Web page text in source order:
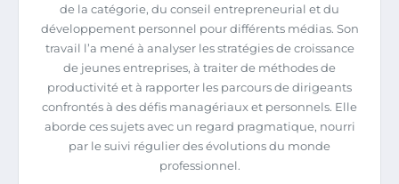
de la catégorie, du conseil entrepreneurial et du
développement personnel pour différents médias. Son
travail l’a mené à analyser les stratégies de croissance
de jeunes entreprises, à traiter de méthodes de
productivité et à rapporter les parcours de dirigeants
confrontés à des défis managériaux et personnels. Elle
aborde ces sujets avec un regard pragmatique, nourri
par le suivi régulier des évolutions du monde
professionnel.